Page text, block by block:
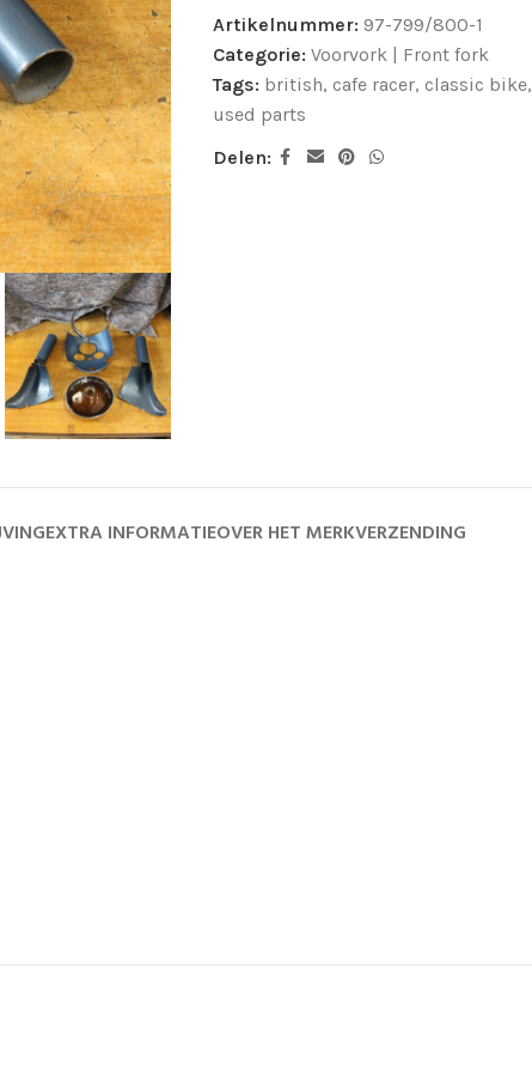
Artikelnummer: 97-799/800-1
Categorie: Voorvork | Front fork
Tags: british, cafe racer, classic bike,
used parts
Delen:
EXTRA INFORMATIEOVER HET MERKVERZENDING